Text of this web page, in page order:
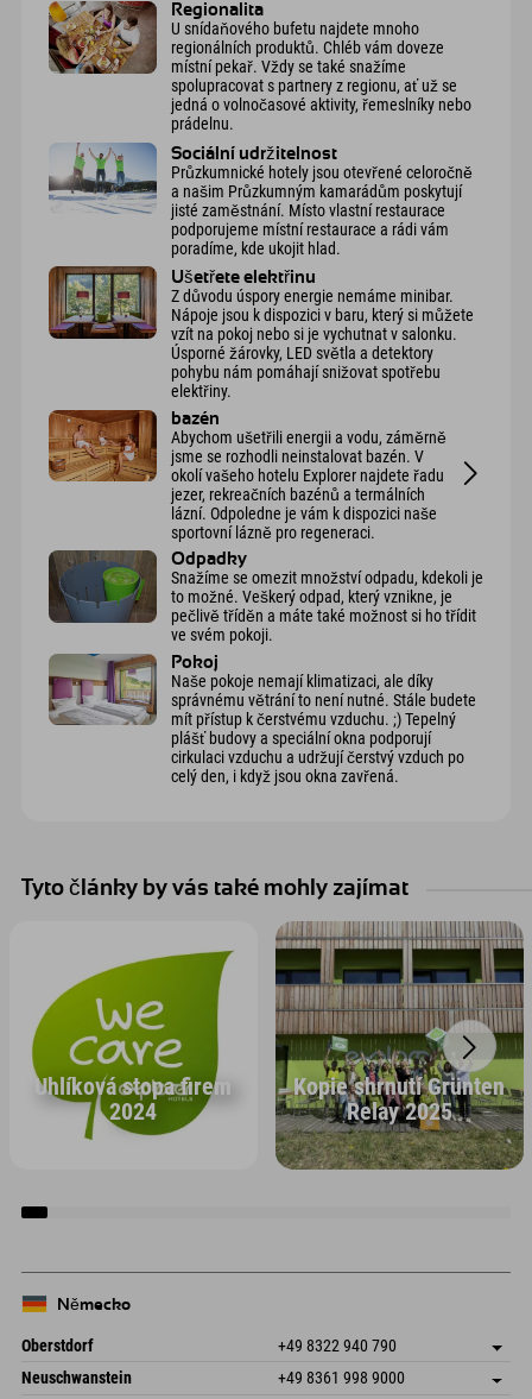
Regionalita
U snídaňového bufetu najdete mnoho
regionálních produktů. Chléb vám doveze
místní pekař. Vždy se také snažíme
spolupracovat s partnery z regionu, ať už se
jedná o volnočasové aktivity, řemeslníky nebo
prádelnu.
Sociální udržitelnost
Průzkumnické hotely jsou otevřené celoročně
a našim Průzkumným kamarádům poskytují
jisté zaměstnání. Místo vlastní restaurace
podporujeme místní restaurace a rádi vám
poradíme, kde ukojit hlad.
Ušetřete elektřinu
Z důvodu úspory energie nemáme minibar.
Nápoje jsou k dispozici v baru, který si můžete
vzít na pokoj nebo si je vychutnat v salonku.
Úsporné žárovky, LED světla a detektory
pohybu nám pomáhají snižovat spotřebu
elektřiny.
bazén
Abychom ušetřili energii a vodu, záměrně
jsme se rozhodli neinstalovat bazén. V
okolí vašeho hotelu Explorer najdete řadu
jezer, rekreačních bazénů a termálních
lázní. Odpoledne je vám k dispozici naše
sportovní lázně pro regeneraci.
Odpadky
Snažíme se omezit množství odpadu, kdekoli je
to možné. Veškerý odpad, který vznikne, je
pečlivě tříděn a máte také možnost si ho třídit
ve svém pokoji.
Pokoj
Naše pokoje nemají klimatizaci, ale díky
správnému větrání to není nutné. Stále budete
mít přístup k čerstvému vzduchu. ;) Tepelný
plášť budovy a speciální okna podporují
cirkulaci vzduchu a udržují čerstvý vzduch po
celý den, i když jsou okna zavřená.
Tyto články by vás také mohly zajímat
Uhlíková stopa firem
2024
Kopie shrnutí Grünten
Relay 2025
Německo
Oberstdorf +49 8322 940 790
An der Breitach 3
Uložit adresu
Neuschwanstein +49 8361 998 9000